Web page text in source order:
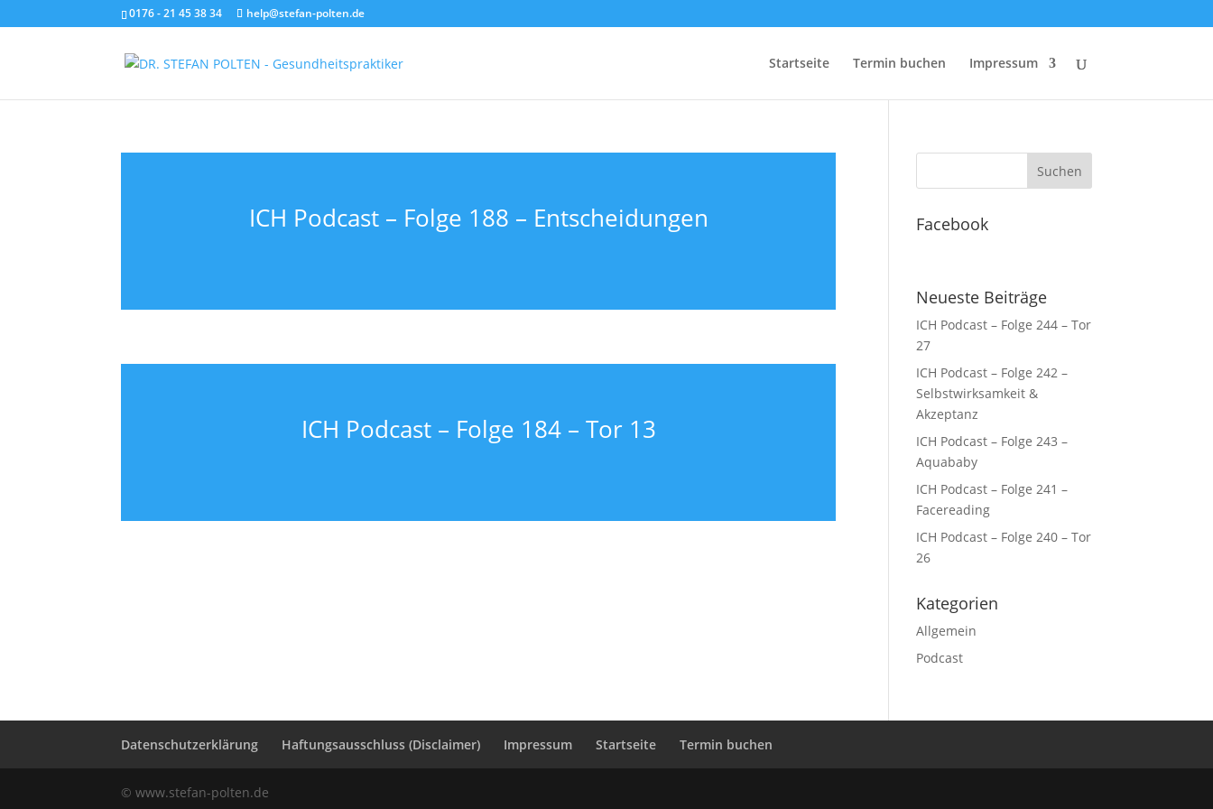
0176 - 21 45 38 34 help@stefan-polten.de
Startseite Termin buchen Impressum
ICH Podcast – Folge 188 – Entscheidungen
ICH Podcast – Folge 184 – Tor 13
Facebook
Neueste Beiträge
ICH Podcast – Folge 244 – Tor
27
ICH Podcast – Folge 242 –
Selbstwirksamkeit &
Akzeptanz
ICH Podcast – Folge 243 –
Aquababy
ICH Podcast – Folge 241 –
Facereading
ICH Podcast – Folge 240 – Tor
26
Kategorien
Allgemein
Podcast
Datenschutzerklärung Haftungsausschluss (Disclaimer) Impressum Startseite Termin buchen
© www.stefan-polten.de